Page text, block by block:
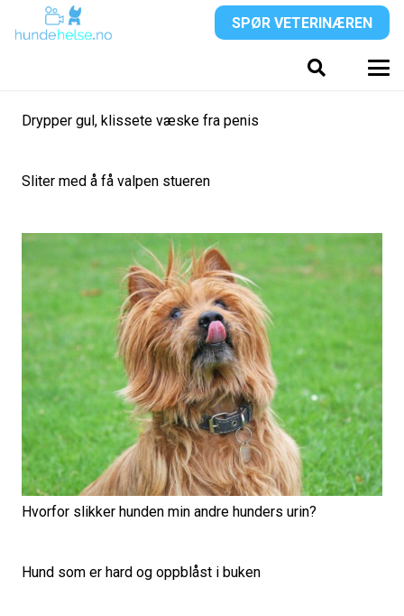
SPØR VETERINÆREN
Drypper gul, klissete væske fra penis
Sliter med å få valpen stueren
Hvorfor slikker hunden min andre hunders urin?
Hund som er hard og oppblåst i buken